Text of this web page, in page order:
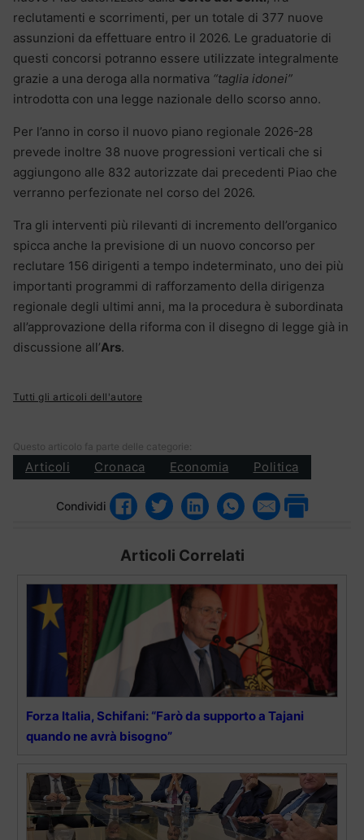
reclutamenti e scorrimenti, per un totale di 377 nuove
assunzioni da effettuare entro il 2026. Le graduatorie di
questi concorsi potranno essere utilizzate integralmente
grazie a una deroga alla normativa “taglia idonei”
introdotta con una legge nazionale dello scorso anno.
Per l’anno in corso il nuovo piano regionale 2026-28
prevede inoltre 38 nuove progressioni verticali che si
aggiungono alle 832 autorizzate dai precedenti Piao che
verranno perfezionate nel corso del 2026.
Tra gli interventi più rilevanti di incremento dell’organico
spicca anche la previsione di un nuovo concorso per
reclutare 156 dirigenti a tempo indeterminato, uno dei più
importanti programmi di rafforzamento della dirigenza
regionale degli ultimi anni, ma la procedura è subordinata
all’approvazione della riforma con il disegno di legge già in
discussione all’Ars.
Tutti gli articoli dell'autore
Questo articolo fa parte delle categorie:
Articoli Cronaca Economia Politica
Condividi
Articoli Correlati
Forza Italia, Schifani: “Farò da supporto a Tajani
quando ne avrà bisogno”